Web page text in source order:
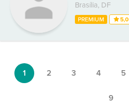
Brasília, DF
PREMIUM 5,0
1 2 3 4 5
9